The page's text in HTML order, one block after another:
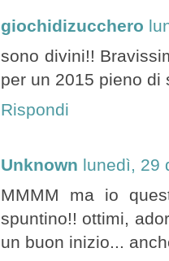
giochidizucchero
sono divini!!
per un 2015 pieno di
Rispondi
Unknown lunedì, 29
MMMM ma io
spuntino!! ottimi,
un buon inizio...